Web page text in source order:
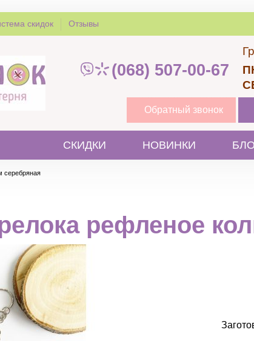
скидок Отзывы
(068) 507-00-67
Обратный звонок
СКИДКИ НОВИНКИ
серебряная
рефленое